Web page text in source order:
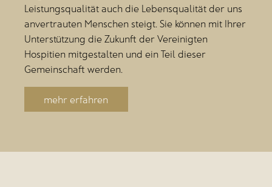
Leistungsqualität auch die Lebensqualität der uns
anvertrauten Menschen steigt. Sie können mit Ihrer
Unterstützung die Zukunft der Vereinigten
Hospitien mitgestalten und ein Teil dieser
Gemeinschaft werden.
mehr erfahren